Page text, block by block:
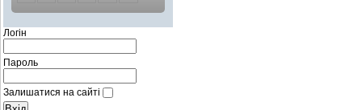
Логін
Пароль
Залишатися на сайті